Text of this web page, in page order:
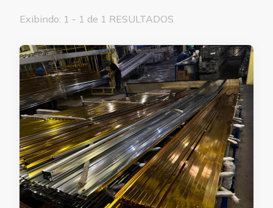
Exibindo: 1 - 1 de 1 RESULTADOS